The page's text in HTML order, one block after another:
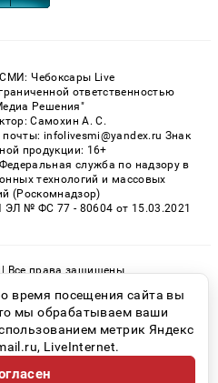
Чебоксары Live
ответственностью
Решения"
Самохин А. С.
infolivesmi@yandex.ru Знак
продукции: 16+
служба по надзору в
технологий и массовых
(Роскомнадзор)
№ ФС 77 - 80604 от 15.03.2021
| Все права защищены
сайта 16+
время посещения сайта вы
мы обрабатываем ваши
метрик Яндекс
LiveInternet.